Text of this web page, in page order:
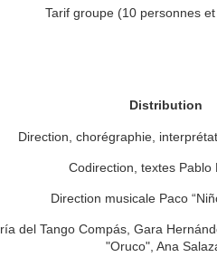
Tarif groupe (10 personnes
Distribution
Direction, chorégraphie,
Codirection, textes Pablo
Direction musicale Paco
del Tango Compás, Gara
"Oruco", Ana